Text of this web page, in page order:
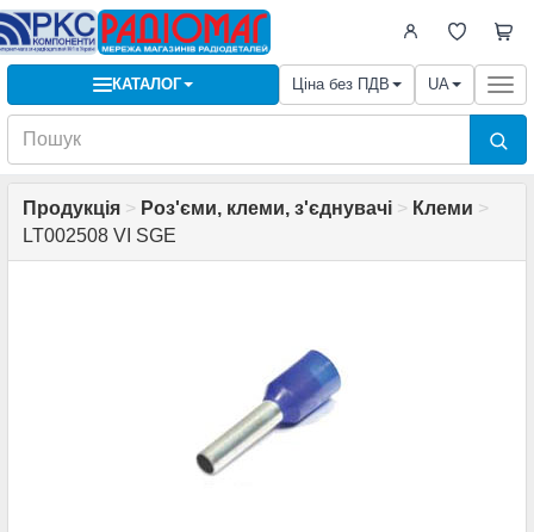
КАТАЛОГ Ціна без ПДВ UA
Продукція > Роз'єми, клеми, з'єднувачі > Клеми >
LT002508 VI SGE